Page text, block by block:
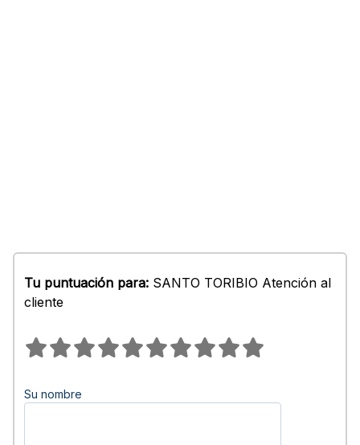
Tu puntuación para: SANTO TORIBIO Atención al
cliente
Su nombre